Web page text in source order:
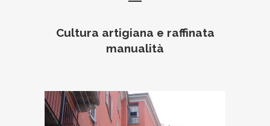
Cultura artigiana e raffinata
manualità